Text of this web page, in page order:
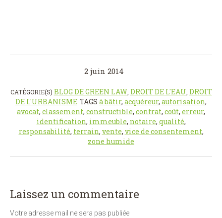
2 juin 2014
CATÉGORIE(S) BLOG DE GREEN LAW, DROIT DE L'EAU DROIT
DE L'URBANISME TAGS à bâtir, acquéreur, autorisation,
avocat, classement, constructible, contrat, coût, erreur,
identification, immeuble, notaire, qualité,
responsabilité, terrain, vente, vice de consentement,
zone humide
Laissez un commentaire
Votre adresse mail ne sera pas publiée